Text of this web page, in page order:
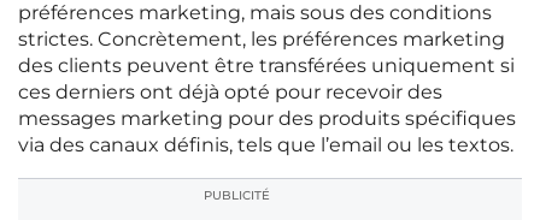
préférences marketing, mais sous des conditions
strictes. Concrètement, les préférences marketing
des clients peuvent être transférées uniquement si
ces derniers ont déjà opté pour recevoir des
messages marketing pour des produits spécifiques
via des canaux définis, tels que l’email ou les textos.
PUBLICITÉ